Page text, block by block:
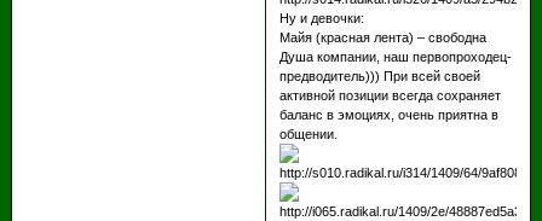
Ну и девочки:
Майя (красная лента) – свободна
Душа компании, наш первопроходец-
предводитель))) При всей своей
активной позиции всегда сохраняет
баланс в эмоциях, очень приятна в
общении.